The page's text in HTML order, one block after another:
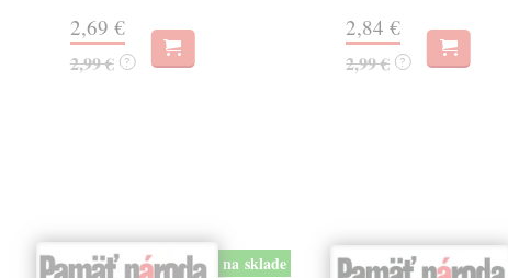
2,69 €
2,99 € ?
2,84 €
2,99 € ?
na sklade